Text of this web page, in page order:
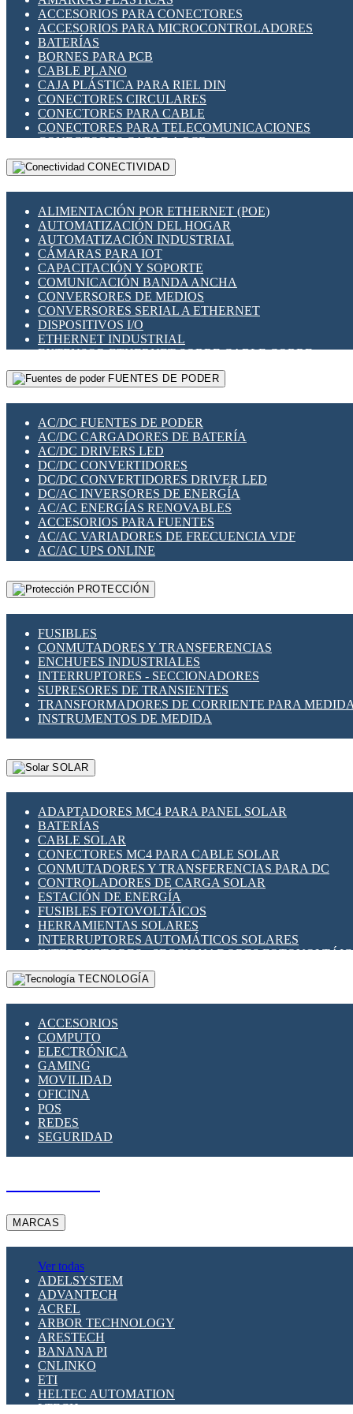
INDICADORES PARA PANEL
INTERFACES DE RELÉ
INTERRUPTORES FIN DE CARRERA
LLAVES CONMUTADORAS
MEDIDORES DE ENERGÍA Y TC'S DE CORRIENTE
MOTORES PASO A PASO
PANTALLAS HMI
PLC -CONTROLADORES LÓGICO PROGRAMABLES
PROGRAMADORES DE HORARIO
RELÉS DE PROTECCIÓN
SENSORES CAPACITIVOS
SENSORES INDUCTIVOS
TEMPORIZADORES
VARIACS
VARIADORES DE FRECUENCIA [VDF]
SECCIONADORES - INTERRUPTORES
MAQUINARIA
ACCESORIOS PARA CONECTORES
ACCESORIOS PARA MICROCONTROLADORES
BATERÍAS
BORNES PARA PCB
CABLE PLANO
CAJA PLÁSTICA PARA RIEL DIN
CONECTORES CIRCULARES
CONECTORES PARA CABLE
CONECTORES PARA TELECOMUNICACIONES
CONECTORES CABLE A PCB
CONECTORES PCB A CABLE
DIP SWITCHES
HERRAMIENTAS VARIAS
ILUMINACIÓN LED
INTERRUPTORES REED
INTERFACES DE RELÉ
OTROS RELÉS
PROTECCIÓN TÉRMICA
RELÉS AUTOMOTRICES
RELÉS DE SEÑAL
RELÉS DE ESTADO SÓLIDO SSR
RELÉS INDUSTRIALES
RELÉS MINIATURA DE POTENCIA
SENSORES MAGNÉTICOS
SWITCH Y MICROSWITCH
TARJETAS PI
UNIÓN Y DERIVACIÓN DE CABLE
CONECTIVIDAD
ALIMENTACIÓN POR ETHERNET (POE)
AUTOMATIZACIÓN DEL HOGAR
AUTOMATIZACIÓN INDUSTRIAL
CÁMARAS PARA IOT
CAPACITACIÓN Y SOPORTE
COMUNICACIÓN BANDA ANCHA
CONVERSORES DE MEDIOS
CONVERSORES SERIAL A ETHERNET
DISPOSITIVOS I/O
ETHERNET INDUSTRIAL
EXTENSOR ETHERNET SOBRE CABLE COBRE
GATEWAY LORAWAN
GESTIÓN DE REDES
PLACAS MODULARES IOT
SWITCHES Y REDES WIFI
SOLUCIONES IOT
SOLUCIONES LORAWAN
SOLUCIONES RED CELULAR
SEGURIDAD PARA REDES
SWITCHES LAN
TELEFONÍA IP (VOIP)
VIGILANCIA IP (CCTV)
MESHTASTIC
FUENTES DE PODER
AC/DC FUENTES DE PODER
AC/DC CARGADORES DE BATERÍA
AC/DC DRIVERS LED
DC/DC CONVERTIDORES
DC/DC CONVERTIDORES DRIVER LED
DC/AC INVERSORES DE ENERGÍA
AC/AC ENERGÍAS RENOVABLES
ACCESORIOS PARA FUENTES
AC/AC VARIADORES DE FRECUENCIA VDF
AC/AC UPS ONLINE
PROTECCIÓN
FUSIBLES
CONMUTADORES Y TRANSFERENCIAS
ENCHUFES INDUSTRIALES
INTERRUPTORES - SECCIONADORES
SUPRESORES DE TRANSIENTES
TRANSFORMADORES DE CORRIENTE PARA
INSTRUMENTOS DE MEDIDA
SOLAR
ADAPTADORES MC4 PARA PANEL SOLAR
BATERÍAS
CABLE SOLAR
CONECTORES MC4 PARA CABLE SOLAR
CONMUTADORES Y TRANSFERENCIAS PARA DC
CONTROLADORES DE CARGA SOLAR
ESTACIÓN DE ENERGÍA
FUSIBLES FOTOVOLTÁICOS
HERRAMIENTAS SOLARES
INTERRUPTORES AUTOMÁTICOS SOLARES
INTERRUPTORES - SECCIONADORES
MONTAJE PANEL SOLAR
PORTA FUSIBLES Y SECCIONADORES
TECNOLOGÍA
ACCESORIOS
COMPUTO
ELECTRÓNICA
GAMING
MOVILIDAD
OFICINA
POS
REDES
SEGURIDAD
MARCAS
Ver todas
ADELSYSTEM
ADVANTECH
ACREL
ARBOR TECHNOLOGY
ARESTECH
BANANA PI
CNLINKO
ETI
HELTEC AUTOMATION
LTECH